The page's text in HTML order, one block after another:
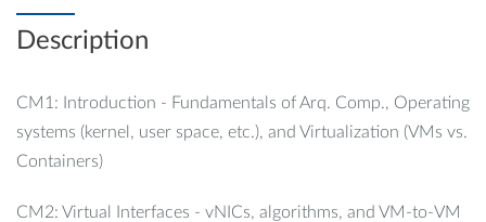
(QEMU et Ring of descriptors)
…
Comprendre les technologies en particulier les «
frameworks » de virtualisation (KUB, openstack,…)
Description
CM1: Introduction - Fundamentals of Arq. Comp., Operating
systems (kernel, user space, etc.), and Virtualization (VMs vs.
Containers)
CM2: Virtual Interfaces - vNICs, algorithms, and VM-to-VM